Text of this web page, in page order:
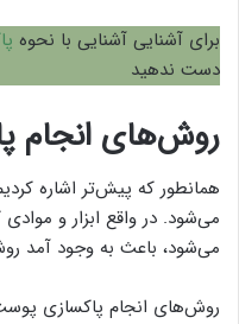
برای آشنایی آشنایی با نحوه
دست ندهید
روش‌های انجام
همانطور که پیش‌تر اشاره
می‌شود. در واقع ابزار و
می‌شود، باعث به وجود آمد
روش‌های انجام پاکسازی پوست